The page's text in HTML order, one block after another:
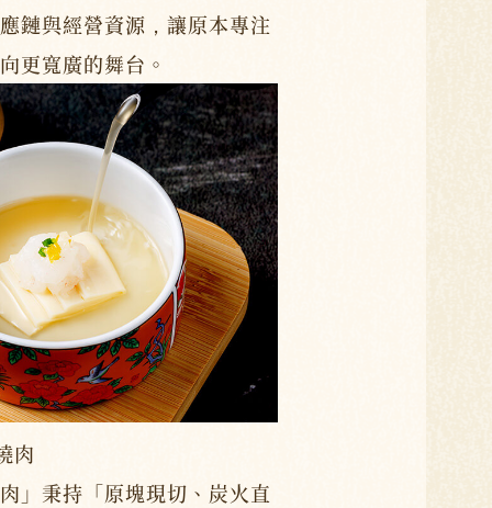
鏈與經營資源，讓原本專注
更寬廣的舞台。
肉
」秉持「原塊現切、炭火直